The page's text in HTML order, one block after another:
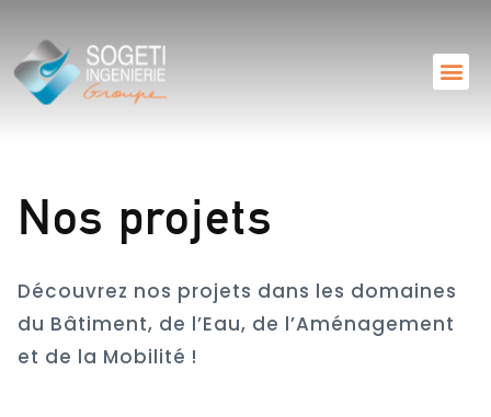
Nos projets
Découvrez nos projets dans les domaines
du Bâtiment, de l’Eau, de l’Aménagement
et de la Mobilité !